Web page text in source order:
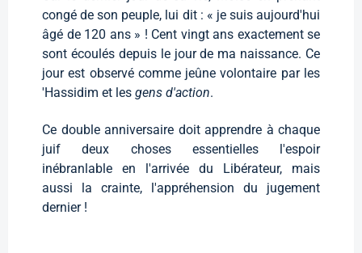
congé de son peuple, lui dit : « je suis aujourd'hui
âgé de 120 ans » ! Cent vingt ans exactement se
sont écoulés depuis le jour de ma naissance. Ce
jour est observé comme jeûne volontaire par les
'Hassidim et les gens d'action.
Ce double anniversaire doit apprendre à chaque
juif deux choses essentielles l'espoir
inébranlable en l'arrivée du Libérateur, mais
aussi la crainte, l'appréhension du jugement
dernier !